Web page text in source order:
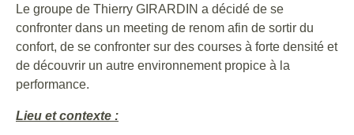
Le groupe de Thierry GIRARDIN a décidé de se
confronter dans un meeting de renom afin de sortir du
confort, de se confronter sur des courses à forte densité et
de découvrir un autre environnement propice à la
performance.
Lieu et contexte :